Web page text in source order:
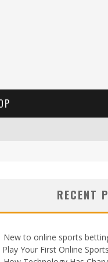
RECENT
New to online sports
Your First Online